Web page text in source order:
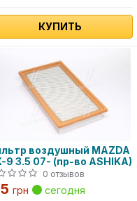
КУПИТЬ
воздушный MAZDA
9 3.5 07- (пр-во ASHIKA)
0 отзывов
грн сегодня